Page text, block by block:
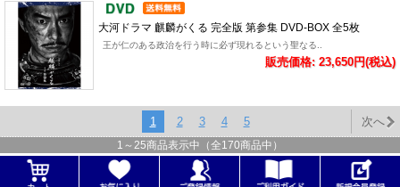
大河ドラマ 麒麟がくる 完全版 第参集 DVD-BOX 全5枚
王が仁のある政治を行う時に必ず現れるという聖なる..
販売価格: 23,650円(税込)
1 2 3 4 5 次へ
1 ～ 25商品表示中（全170商品中）